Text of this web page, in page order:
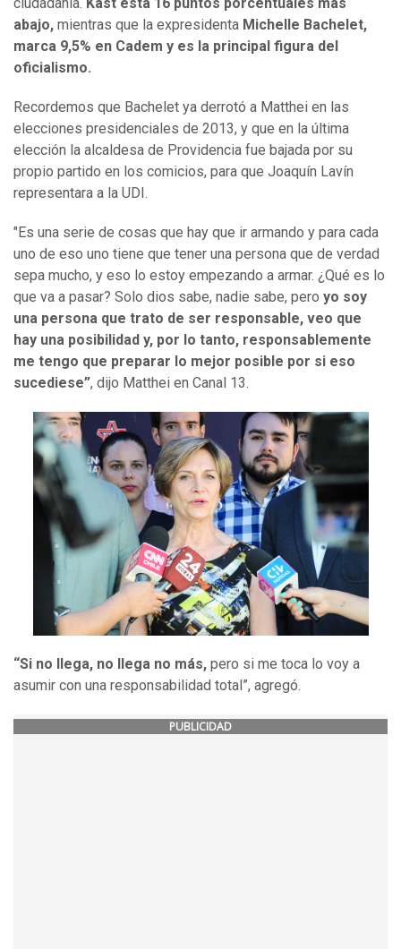
abajo, mientras que la expresidenta Michelle Bachelet,
marca 9,5% en Cadem y es la principal figura del
oficialismo.
Recordemos que Bachelet ya derrotó a Matthei en las
elecciones presidenciales de 2013, y que en la última
elección la alcaldesa de Providencia fue bajada por su
propio partido en los comicios, para que Joaquín Lavín
representara a la UDI.
"Es una serie de cosas que hay que ir armando y para cada
uno de eso uno tiene que tener una persona que de verdad
sepa mucho, y eso lo estoy empezando a armar. ¿Qué es lo
que va a pasar? Solo dios sabe, nadie sabe, pero yo soy
una persona que trato de ser responsable, veo que
hay una posibilidad y, por lo tanto, responsablemente
me tengo que preparar lo mejor posible por si eso
sucediese”, dijo Matthei en Canal 13.
“Si no llega, no llega no más, pero si me toca lo voy a
asumir con una responsabilidad total”, agregó.
PUBLICIDAD